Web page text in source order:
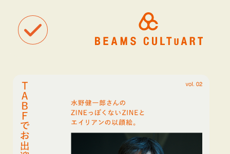
聴